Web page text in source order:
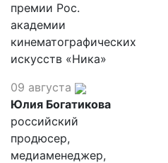
премии Рос.
академии
кинематографических
искусств «Ника»
09 августа
Юлия Богатикова
российский
продюсер,
медиаменеджер,